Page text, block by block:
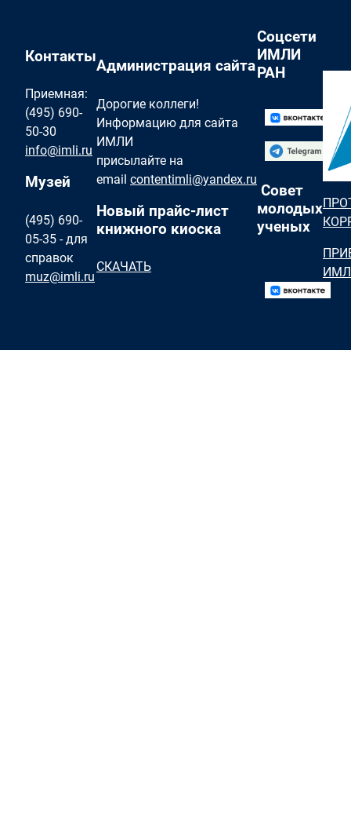
Контакты
Приемная:
(495) 690-
50-30
info@imli.ru
Музей
(495) 690-
05-35 - для
справок
muz@imli.ru
Администрация сайта
Дорогие коллеги!
Информацию для сайта
ИМЛИ
присылайте на
email contentimli@yandex.ru
Новый прайс-лист
книжного киоска
СКАЧАТЬ
Соцсети
ИМЛИ
РАН
Совет
молодых
ученых